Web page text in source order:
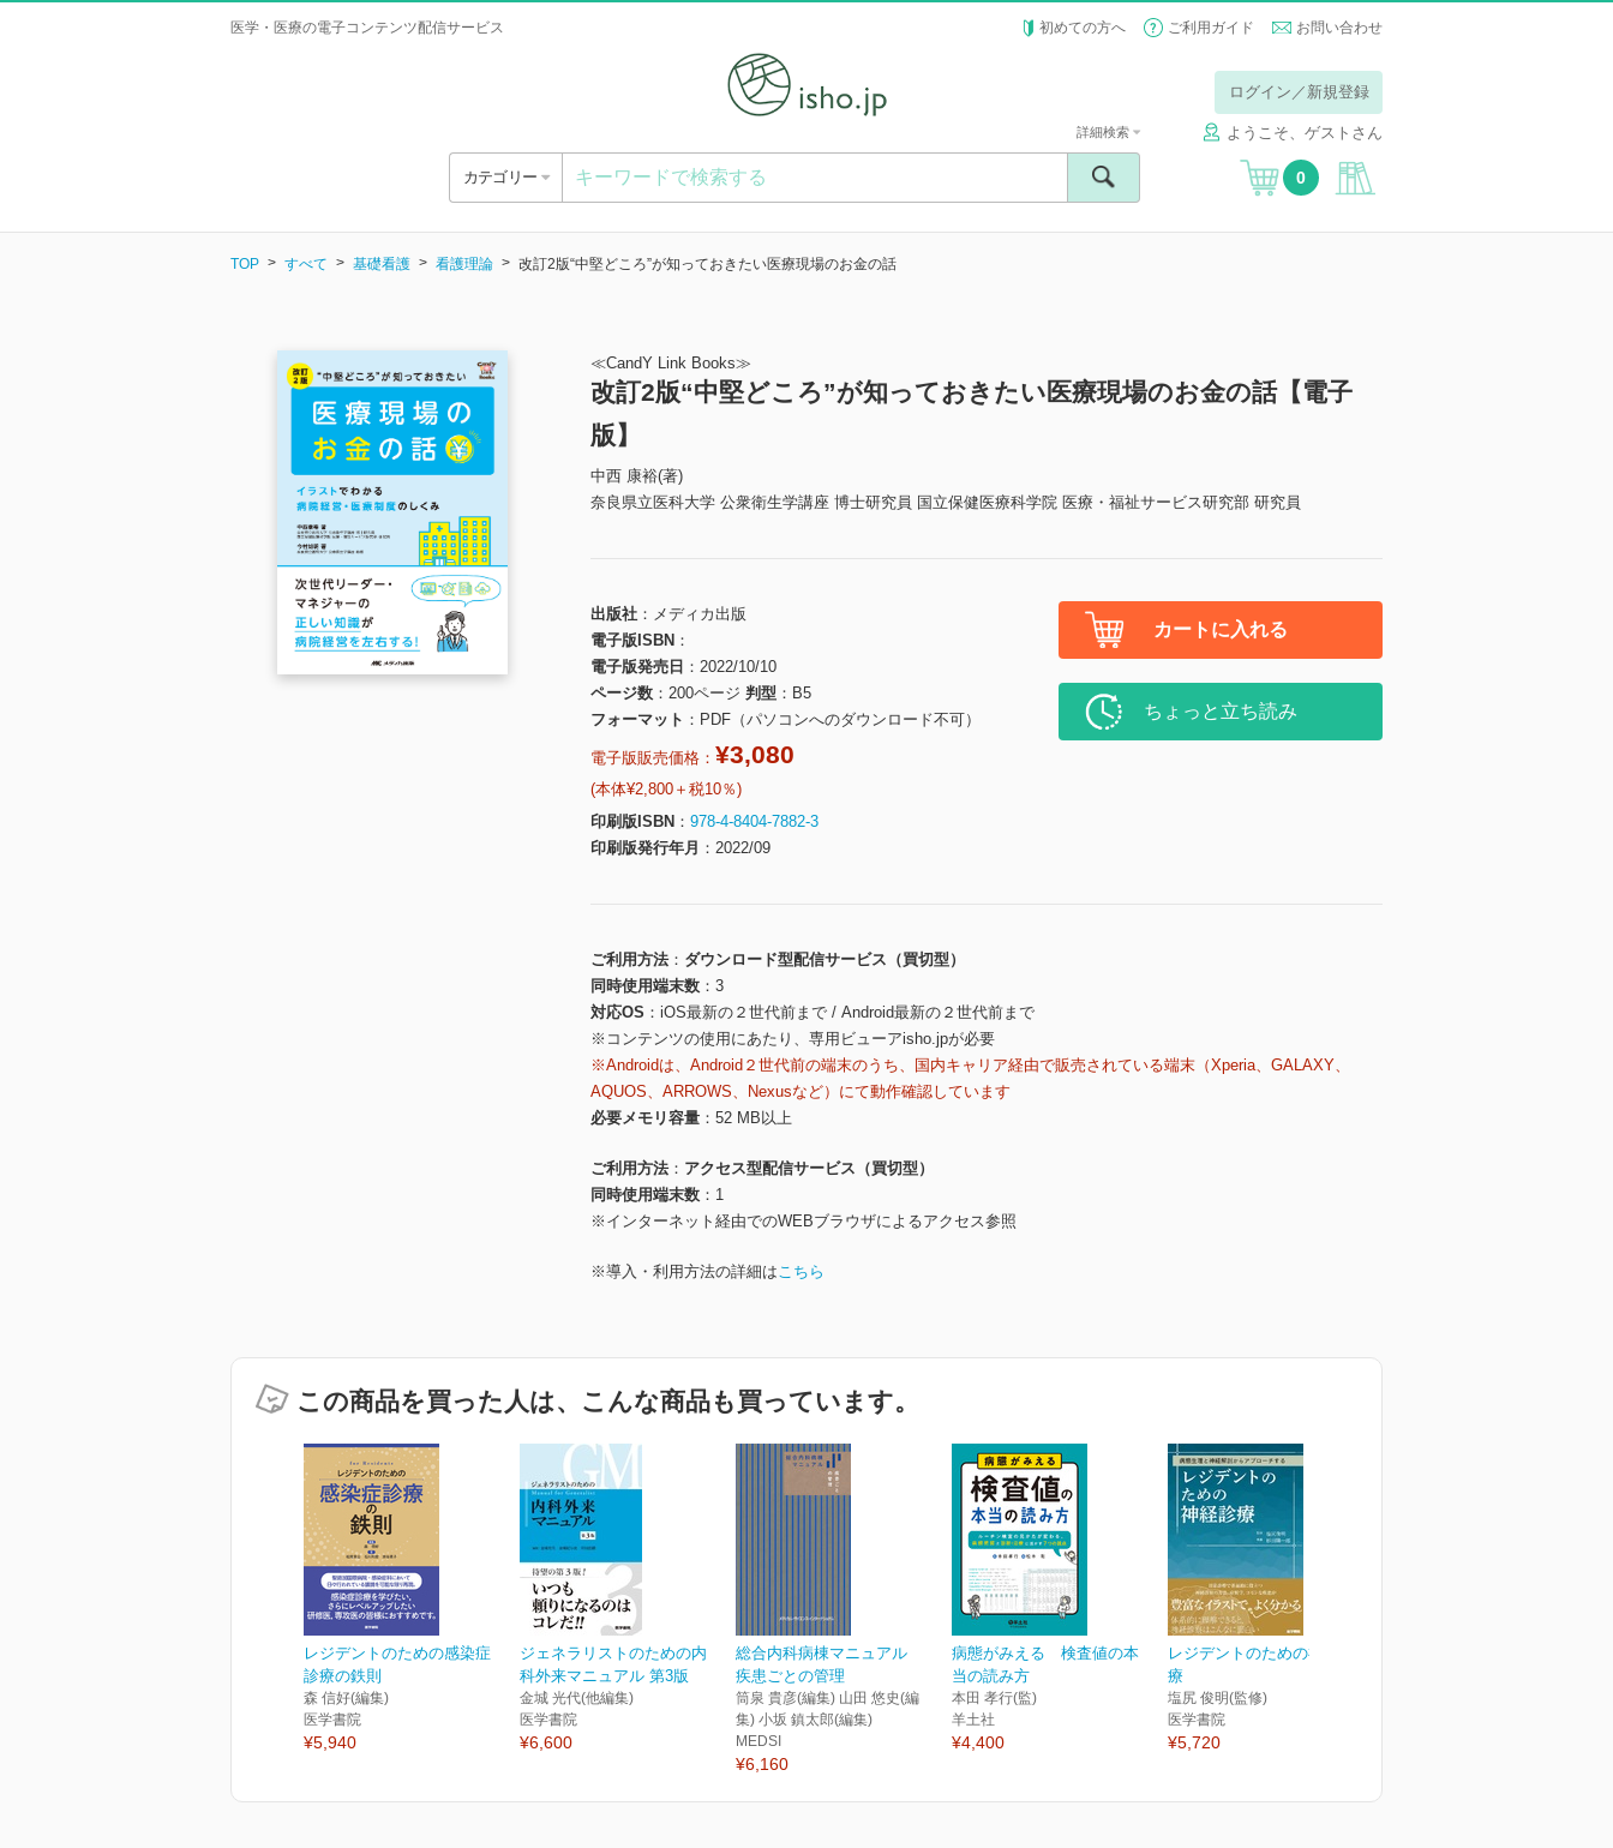
医学・医療の電子コンテンツ配信サービス 初めての方へ ご利用ガイド お問い合わせ
ログイン／新規登録
ようこそ、ゲストさん
カテゴリー
詳細検索
0
TOP すべて 基礎看護 看護理論 改訂2版“中堅どころ”が知っておきたい医療現場のお金の話
≪CandY Link Books≫
改訂2版“中堅どころ”が知っておきたい医療現場のお金の話【電子
版】
中西 康裕(著)
奈良県立医科大学 公衆衛生学講座 博士研究員 国立保健医療科学院 医療・福祉サービス研究部 研究員
出版社
メディカ出版
電子版ISBN
電子版発売日
2022/10/10
ページ数
200ページ 判型
B5
フォーマット
PDF（パソコンへのダウンロード不可）
電子版販売価格： ¥3,080
(本体¥2,800＋税10％)
印刷版ISBN
978-4-8404-7882-3
印刷版発行年月
2022/09
カートに入れる
ちょっと立ち読み
ご利用方法
ダウンロード型配信サービス（買切型）
同時使用端末数
3
対応OS
iOS最新の２世代前まで / Android最新の２世代前まで
※コンテンツの使用にあたり、専用ビューアisho.jpが必要
※Androidは、Android２世代前の端末のうち、国内キャリア経由で販売されている端末（Xperia、GALAXY、
AQUOS、ARROWS、Nexusなど）にて動作確認しています
必要メモリ容量
52 MB以上
ご利用方法
アクセス型配信サービス（買切型）
同時使用端末数
1
※インターネット経由でのWEBブラウザによるアクセス参照
※導入・利用方法の詳細はこちら
この商品を買った人は、こんな商品も買っています。
レジデントのための感染症
診療の鉄則
森 信好(編集)
医学書院
¥5,940
ジェネラリストのための内
科外来マニュアル 第3版
金城 光代(他編集)
医学書院
¥6,600
総合内科病棟マニュアル
疾患ごとの管理
筒泉 貴彦(編集) 山田 悠史(編
集) 小坂 鎮太郎(編集)
MEDSI
¥6,160
病態がみえる 検査値の本
当の読み方
本田 孝行(監)
羊土社
¥4,400
レジデントのための神経診
療
塩尻 俊明(監修)
医学書院
¥5,720